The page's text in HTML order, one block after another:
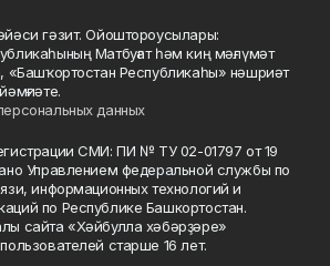
гәзит. Ойоштороусылары:
Матбуғат һәм киң мәғлүмәт
«Башҡортостан Республикаһы» нәшриәт
данных
СМИ: ПИ № ТУ 02-01797 от 19
Управлением федеральной службы по
информационных технологий и
по Республике Башкортостан.
сайта «Хәйбулла хәбәрҙәре»
старше 16 лет.